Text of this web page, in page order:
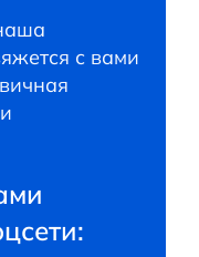
с вами